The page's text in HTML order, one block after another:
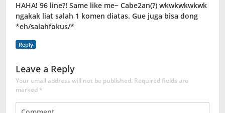
HAHA! 96 line?! Same like me~ Cabe2an(?) wkwkwkwkwk
ngakak liat salah 1 komen diatas. Gue juga bisa dong
*eh/salahfokus/*
Reply
Leave a Reply
Your email address will not be published. Required fields are
marked*